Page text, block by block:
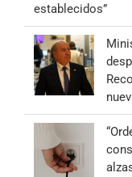
establecidos”